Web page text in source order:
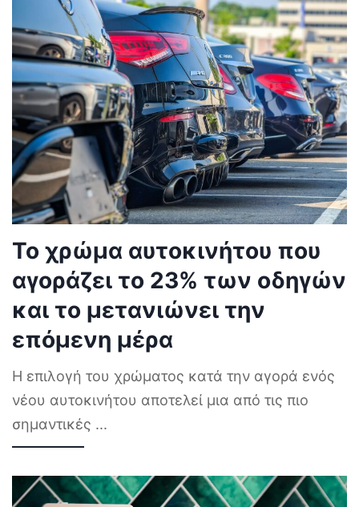
Το χρώμα αυτοκινήτου που
αγοράζει το 23% των οδηγών
και το μετανιώνει την
επόμενη μέρα
Η επιλογή του χρώματος κατά την αγορά ενός
νέου αυτοκινήτου αποτελεί μια από τις πιο
σημαντικές ...